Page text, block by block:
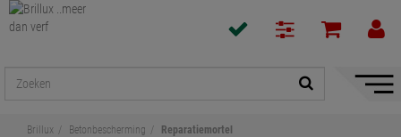
Brillux Betonbescherming Reparatiemortel